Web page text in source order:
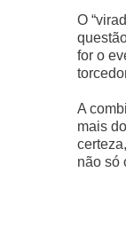
O
for o
A
mais
não só